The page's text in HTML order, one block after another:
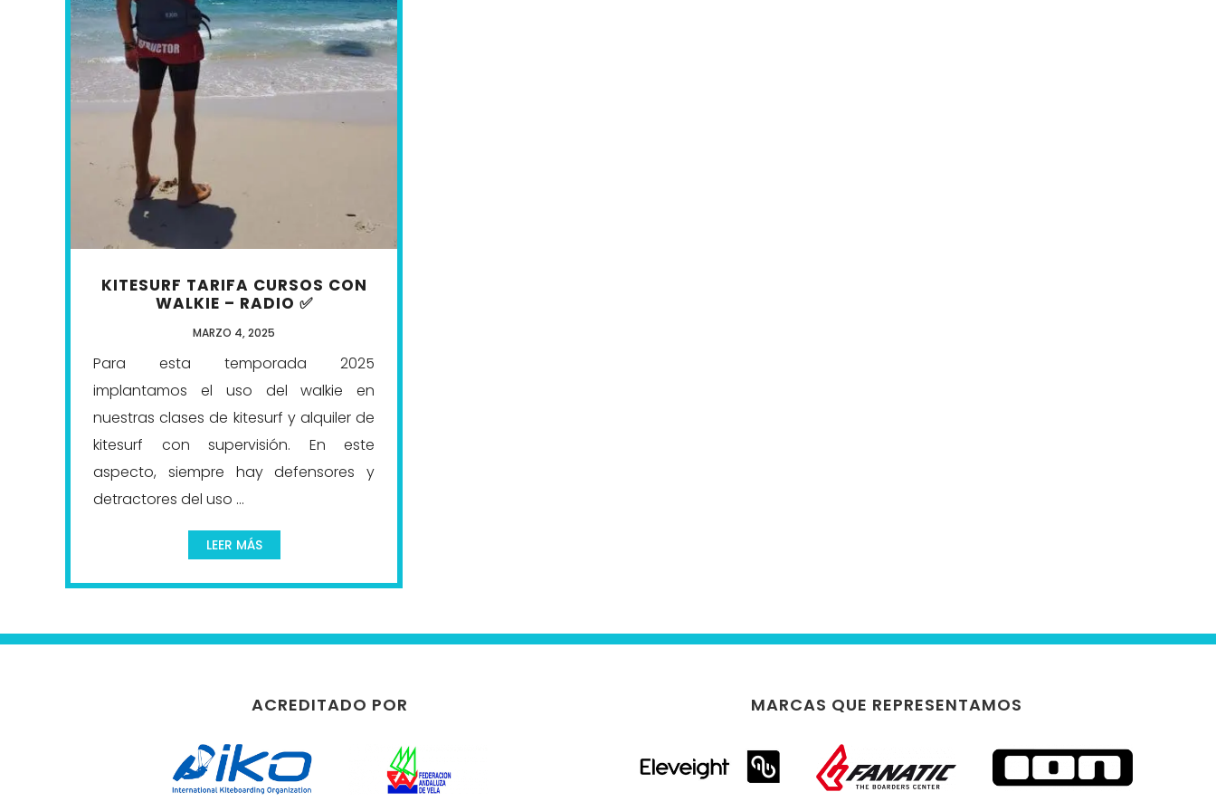
KITESURF TARIFA CURSOS CON
WALKIE – RADIO ✅
MARZO 4, 2025
Para esta temporada 2025
implantamos el uso del walkie en
nuestras clases de kitesurf y alquiler de
kitesurf con supervisión. En este
aspecto, siempre hay defensores y
detractores del uso ...
LEER MÁS
ACREDITADO POR MARCAS QUE REPRESENTAMOS